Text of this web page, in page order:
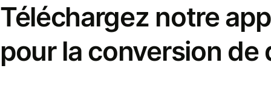
Téléchargez notre
pour la conversion de